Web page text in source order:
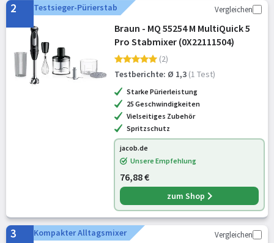
2 Testsieger-Pürierstab Vergleichen
Braun - MQ 55254 M MultiQuick 5
Pro Stabmixer (0X22111504)
(2)
Testberichte: Ø 1,3 (1 Test)
Starke Pürierleistung
25 Geschwindigkeiten
Vielseitiges Zubehör
Spritzschutz
jacob.de
Unsere Empfehlung
76,88 €
zum Shop
3 Kompakter Alltagsmixer Vergleichen